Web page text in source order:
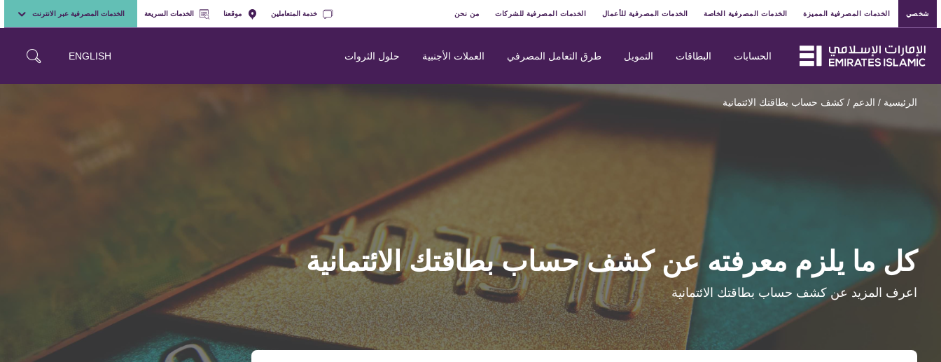
شخصي الخدمات المصرفية المميزة الخدمات المصرفية الخاصة الخدمات المصرفية للأعمال الخدمات المصرفية للشركات من نحن خدمة المتعاملين موقعنا الخدمات السريعة الخدمات المصرفية عبر الانترنت
الحسابات البطاقات التمويل طرق التعامل المصرفي العملات الأجنبية حلول الثروات ENGLISH
الرئيسية / الدعم / كشف حساب بطاقتك الائتمانية
كل ما يلزم معرفته عن كشف حساب بطاقتك الائتمانية
اعرف المزيد عن كشف حساب بطاقتك الائتمانية